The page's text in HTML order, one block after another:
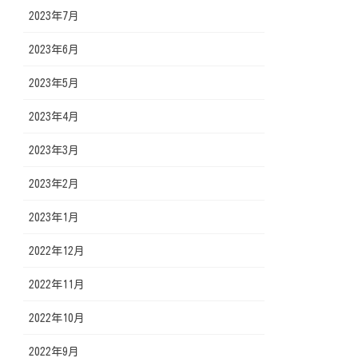
2023年7月
2023年6月
2023年5月
2023年4月
2023年3月
2023年2月
2023年1月
2022年12月
2022年11月
2022年10月
2022年9月